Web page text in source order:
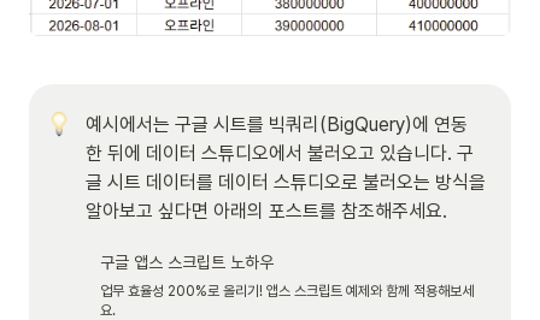
예시에서는 구글 시트를 빅쿼리(BigQuery)에 연동
한 뒤에 데이터 스튜디오에서 불러오고 있습니다. 구
글 시트 데이터를 데이터 스튜디오로 불러오는 방식을
알아보고 싶다면 아래의 포스트를 참조해주세요.
구글 앱스 스크립트 노하우
업무 효율성 200%로 올리기! 앱스 스크립트 예제와 함께 적용해보세
요.